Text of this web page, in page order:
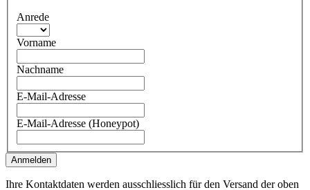
Anrede
Vorname
Nachname
E-Mail-Adresse
E-Mail-Adresse (Honeypot)
Anmelden
Ihre Kontaktdaten werden ausschliesslich für den Versand der oben